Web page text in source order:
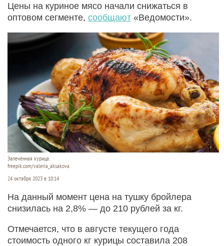
Цены на куриное мясо начали снижаться в
оптовом сегменте, сообщают «Ведомости».
Запечённая курица.
freepik.com/valeria_aksakova
24 октября 2023 в 10:14
На данный момент цена на тушку бройлера
снизилась на 2,8% — до 210 рублей за кг.
Отмечается, что в августе текущего года
стоимость одного кг курицы составила 208